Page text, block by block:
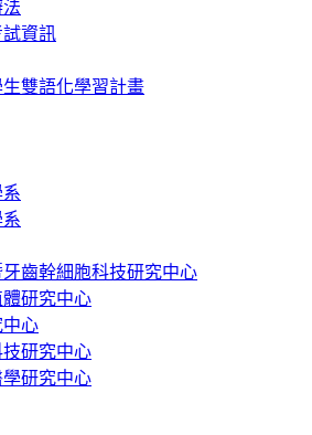
資訊
雙語化學習計畫
齒幹細胞科技研究中心
研究中心
心
研究中心
學研究中心